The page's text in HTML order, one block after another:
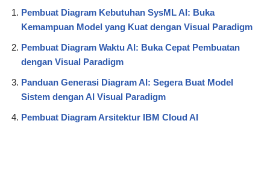
Pembuat Diagram Kebutuhan SysML AI: Buka
Kemampuan Model yang Kuat dengan Visual Paradigm
Pembuat Diagram Waktu AI: Buka Cepat Pembuatan
dengan Visual Paradigm
Panduan Generasi Diagram AI: Segera Buat Model
Sistem dengan AI Visual Paradigm
Pembuat Diagram Arsitektur IBM Cloud AI